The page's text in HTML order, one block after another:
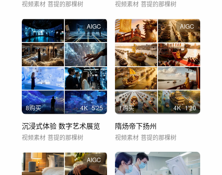
视频素材 菩提的那棵树 视频素材 菩提的那棵树
AIGC
8购买 4K 5'25
沉浸式体验 数字艺术展览
视频素材 菩提的那棵树
AIGC
1购买 4K 1'20
隋炀帝下扬州
视频素材 菩提的那棵树
AIGC